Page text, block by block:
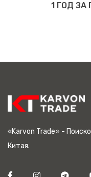
1 ГОД ЗА
«Karvon Trade» -
Китая.